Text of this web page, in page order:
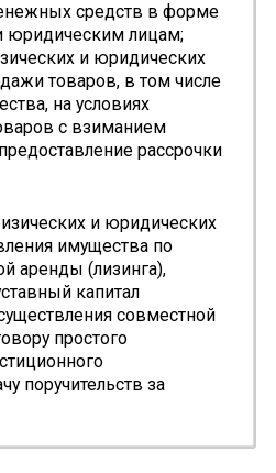
средств в форме
юридическим лицам;
и юридических
товаров, в том числе
на условиях
с взиманием
рассрочки
и юридических
имущества по
аренды (лизинга),
капитал
совместной
простого
поручительств за